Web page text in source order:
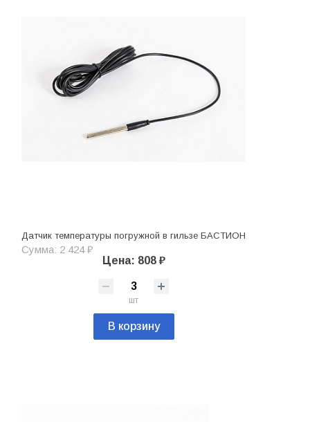
Датчик температуры погружной в гильзе БАСТИОН
Сумма: 2 424 ₽
Цена: 808 ₽
шт
В корзину